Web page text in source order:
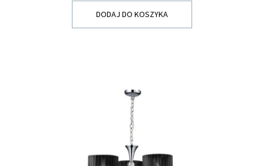
DODAJ DO KOSZYKA